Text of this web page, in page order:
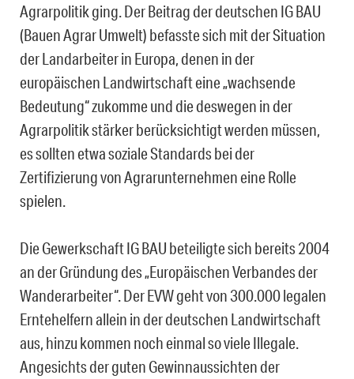
Agrarpolitik ging. Der Beitrag der deutschen IG BAU
(Bauen Agrar Umwelt) befasste sich mit der Situation
der Landarbeiter in Europa, denen in der
europäischen Landwirtschaft eine „wachsende
Bedeutung“ zukomme und die deswegen in der
Agrarpolitik stärker berücksichtigt werden müssen,
es sollten etwa soziale Standards bei der
Zertifizierung von Agrarunternehmen eine Rolle
spielen.
Die Gewerkschaft IG BAU beteiligte sich bereits 2004
an der Gründung des „Europäischen Verbandes der
Wanderarbeiter“. Der EVW geht von 300.000 legalen
Erntehelfern allein in der deutschen Landwirtschaft
aus, hinzu kommen noch einmal so viele Illegale.
Angesichts der guten Gewinnaussichten der